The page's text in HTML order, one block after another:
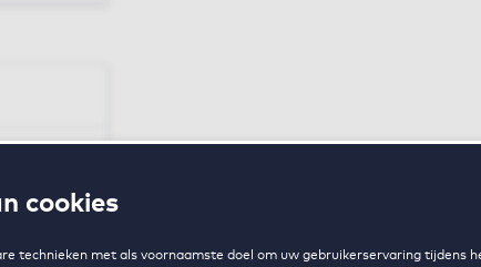
cookies
technieken met als voornaamste doel om uw gebruikerservaring tijdens